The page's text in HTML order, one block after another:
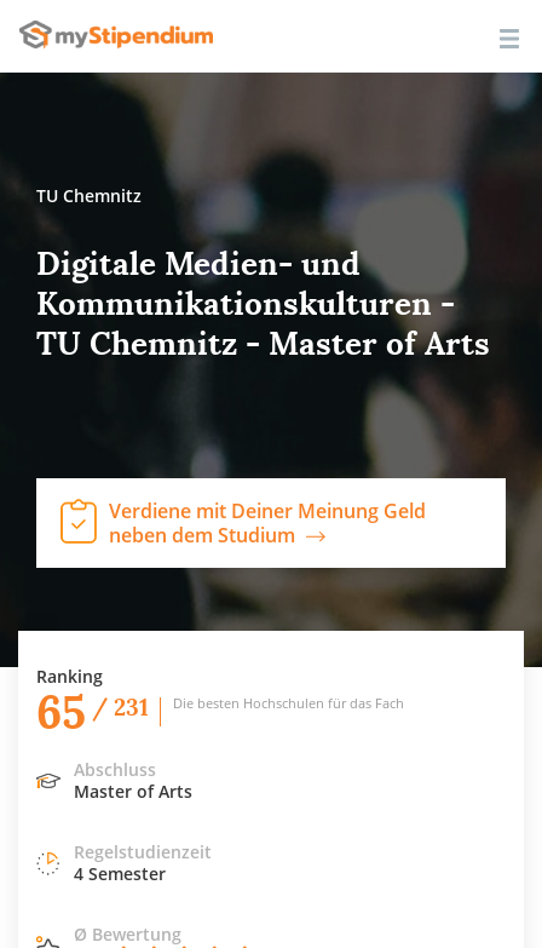
TU Chemnitz
Digitale Medien- und
Kommunikationskulturen -
TU Chemnitz - Master of Arts
Verdiene mit Deiner Meinung Geld
neben dem Studium
Ranking
65 / 231 Die besten Hochschulen für das Fach
Abschluss
Master of Arts
Regelstudienzeit
4 Semester
Ø Bewertung